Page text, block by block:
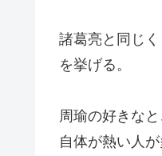
諸葛亮と同じ
を挙げる。
周瑜の好きな
自体が熱い人